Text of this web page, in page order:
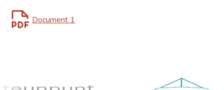
file-pdf Document 1